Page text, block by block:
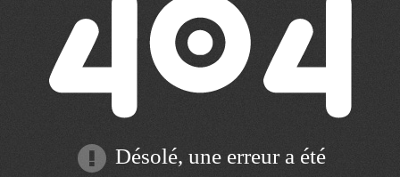
Désolé, une erreur a été